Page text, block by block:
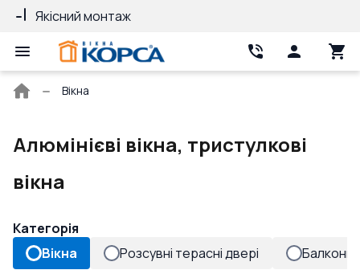
Якісний монтаж
Головна
Вікна
Алюмінієві вікна, тристулкові
вікна
Категорія
Вікна
Розсувні терасні двері Балконні